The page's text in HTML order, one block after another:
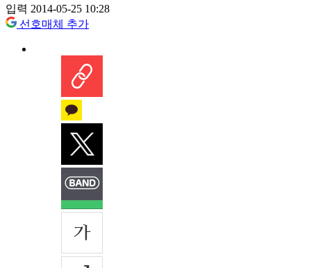
입력 2014-05-25 10:28
선호매체 추가